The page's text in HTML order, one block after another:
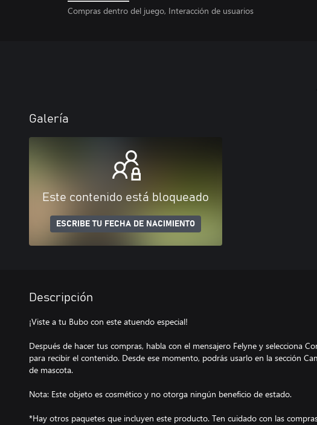
Compras dentro del juego, Interacción de usuarios
Galería
Este contenido está bloqueado
ESCRIBE TU FECHA DE NACIMIENTO
Descripción
¡Viste a tu Bubo con este atuendo especial!
Después de hacer tus compras, habla con el mensajero Felyne y selecciona
para recibir el contenido. Desde ese momento, podrás usarlo en la sección
de mascota.
Nota: Este objeto es cosmético y no otorga ningún beneficio de estado.
*Hay otros paquetes que incluyen este producto. Ten cuidado con las